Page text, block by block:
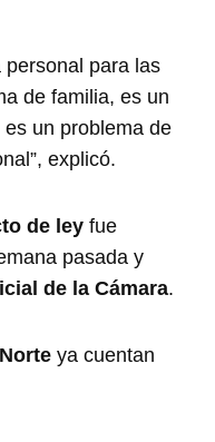
personal para las
de familia, es un
es un problema de
explicó.
de ley fue
pasada y
de la Cámara.
ya cuentan